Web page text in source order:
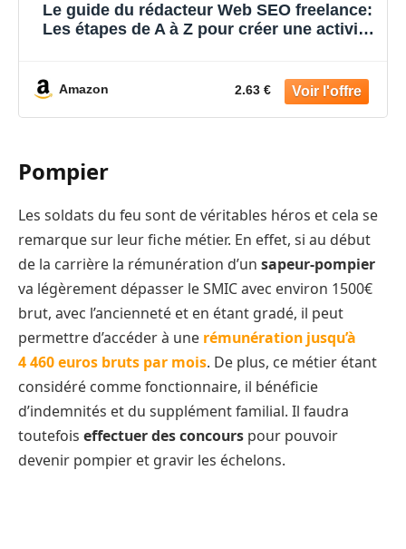
Le guide du rédacteur Web SEO freelance:
Les étapes de A à Z pour créer une activité
Amazon 2.63 €
Pompier
Les soldats du feu sont de véritables héros et cela se
remarque sur leur fiche métier. En effet, si au début
de la carrière la rémunération d’un sapeur-pompier
va légèrement dépasser le SMIC avec environ 1500€
brut, avec l’ancienneté et en étant gradé, il peut
permettre d’accéder à une rémunération jusqu’à
4 460 euros bruts par mois. De plus, ce métier étant
considéré comme fonctionnaire, il bénéficie
d’indemnités et du supplément familial. Il faudra
toutefois effectuer des concours pour pouvoir
devenir pompier et gravir les échelons.